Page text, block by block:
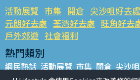
活動展覽 市集 開倉 尖沙咀好去處
元朗好去處 荃灣好去處 旺角好去
戶外郊遊 社會福利
熱門類別
網民熱話 活動展覽 市集 開倉 尖沙